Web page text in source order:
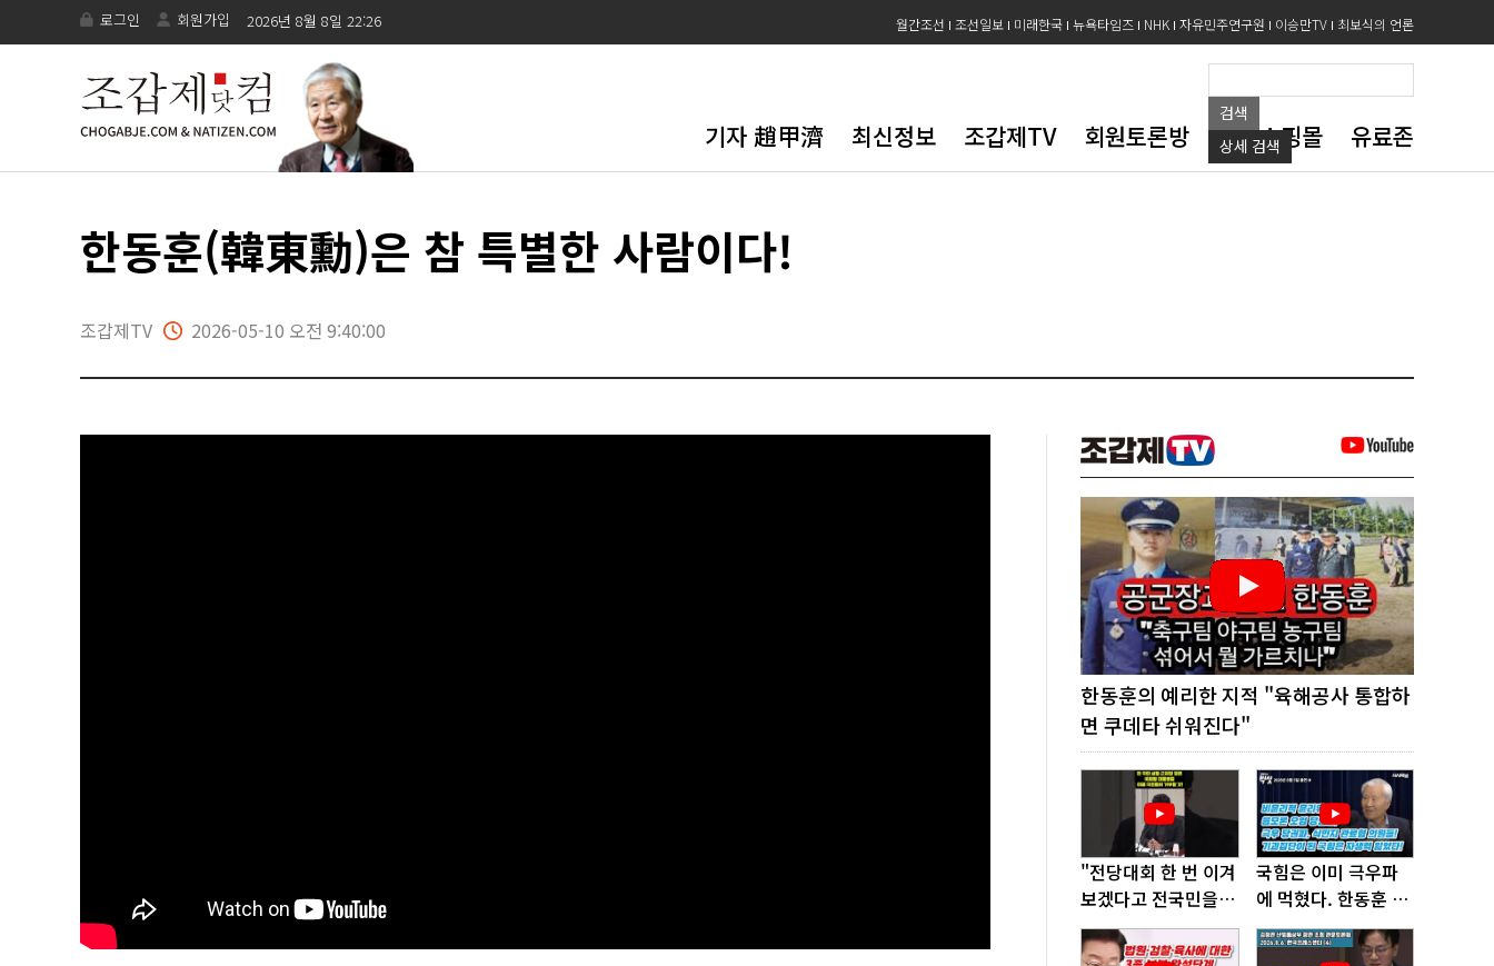
로그인 회원가입 2026년 8월 8일 22:26 월간조선 조선일보 미래한국 뉴욕타임즈 NHK 자유민주연구원 이승만TV 최보식의 언론
검색
상세 검색
기자 趙甲濟 최신정보 조갑제TV 회원토론방 도서쇼핑몰 유료존
한동훈(韓東勳)은 참 특별한 사람이다!
조갑제TV 2026-05-10 오전 9:40:00
한동훈의 예리한 지적 "육해공사 통합하
면 쿠데타 쉬워진다"
"전당대회 한 번 이겨
보겠다고 전국민을
'지옥문'으로 밀어!"
국힘은 이미 극우파
에 먹혔다. 한동훈 창
당이 답!